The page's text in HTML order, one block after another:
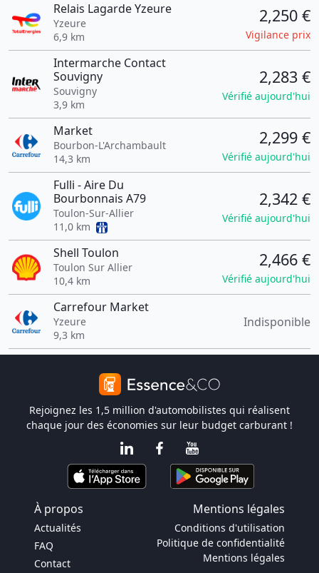
Relais Lagarde Yzeure
Yzeure
6,9 km
2,250 €
Vigilance prix
Intermarche Contact
Souvigny
Souvigny
3,9 km
2,283 €
Vérifié aujourd'hui
Market
Bourbon-L'Archambault
14,3 km
2,299 €
Vérifié aujourd'hui
Fulli - Aire Du
Bourbonnais A79
Toulon-Sur-Allier
11,0 km
2,342 €
Vérifié aujourd'hui
Shell Toulon
Toulon Sur Allier
10,4 km
2,466 €
Vérifié aujourd'hui
Carrefour Market
Yzeure
9,3 km
Indisponible
Rejoignez les 1,5 million d'automobilistes qui réalisent
chaque jour des économies sur leur budget carburant !
À propos Mentions légales
Actualités
FAQ
Contact
Conditions d'utilisation
Politique de confidentialité
Mentions légales